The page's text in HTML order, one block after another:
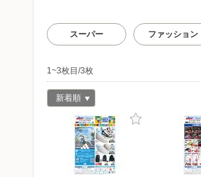
スーパー ファッション
1~3枚目/3枚
新着順